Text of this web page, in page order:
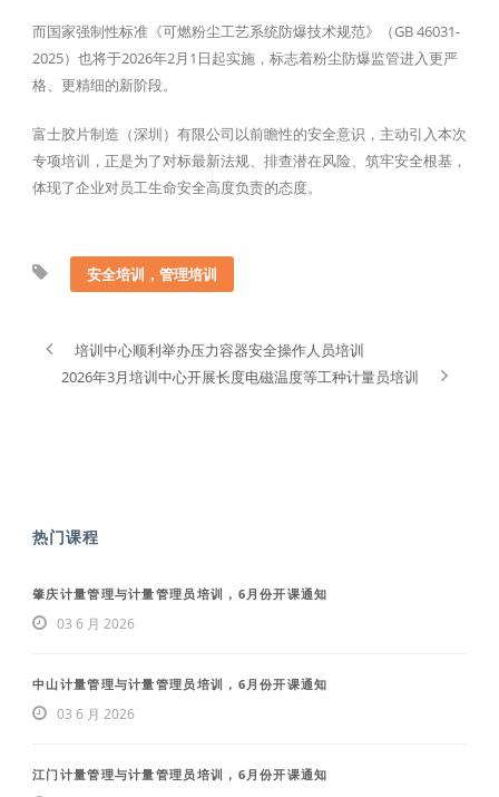
而国家强制性标准《可燃粉尘工艺系统防爆技术规范》（GB 46031-
2025）也将于2026年2月1日起实施，标志着粉尘防爆监管进入更严
格、更精细的新阶段。
富士胶片制造（深圳）有限公司以前瞻性的安全意识，主动引入本次
专项培训，正是为了对标最新法规、排查潜在风险、筑牢安全根基，
体现了企业对员工生命安全高度负责的态度。
安全培训，管理培训
培训中心顺利举办压力容器安全操作人员培训
2026年3月培训中心开展长度电磁温度等工种计量员培训
热门课程
肇庆计量管理与计量管理员培训，6月份开课通知
03 6 月 2026
中山计量管理与计量管理员培训，6月份开课通知
03 6 月 2026
江门计量管理与计量管理员培训，6月份开课通知